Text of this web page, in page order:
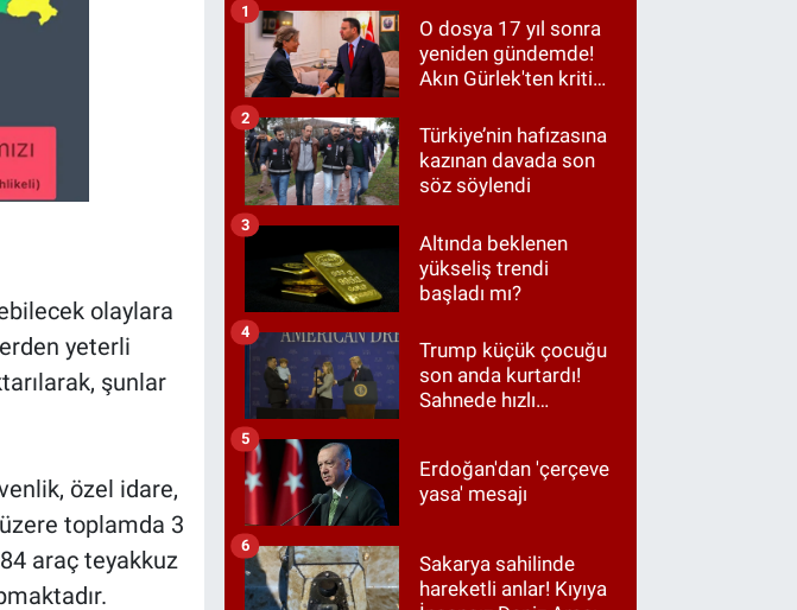
olaylara
yeterli
şunlar
özel idare,
toplamda 3
araç teyakkuz
O dosya 17 yıl sonra
yeniden gündemde!
Akın Gürlek'ten kritik
1
Türkiye’nin hafızasına
kazınan davada son
söz söylendi
2
Altında beklenen
yükseliş trendi
başladı mı?
3
Trump küçük çocuğu
son anda kurtardı!
Sahnede hızlı
4
Erdoğan'dan 'çerçeve
yasa' mesajı
5
Sakarya sahilinde
hareketli anlar! Kıyıya
6